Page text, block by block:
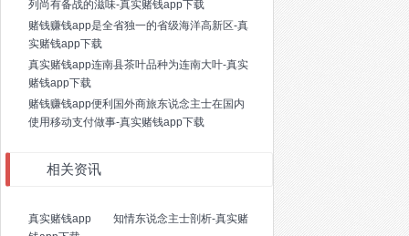
列尚有备战的滋味-真实赌钱app下载
赌钱赚钱app是全省独一的省级海洋高新区-真
实赌钱app下载
真实赌钱app连南县茶叶品种为连南大叶-真实
赌钱app下载
赌钱赚钱app便利国外商旅东说念主士在国内
使用移动支付做事-真实赌钱app下载
相关资讯
真实赌钱app 知情东说念主士剖析-真实赌